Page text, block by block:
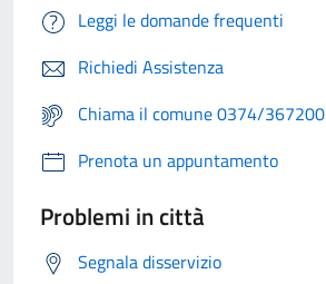
Leggi le domande frequenti
Richiedi Assistenza
Chiama il comune 0374/367200
Prenota un appuntamento
Problemi in città
Segnala disservizio